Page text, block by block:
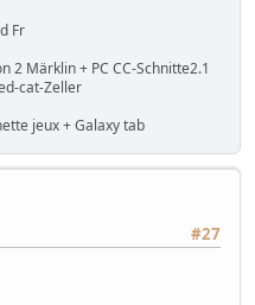
Fr
Märklin + PC CC-Schnitte2.1
cat-Zeller
jeux + Galaxy tab
#27